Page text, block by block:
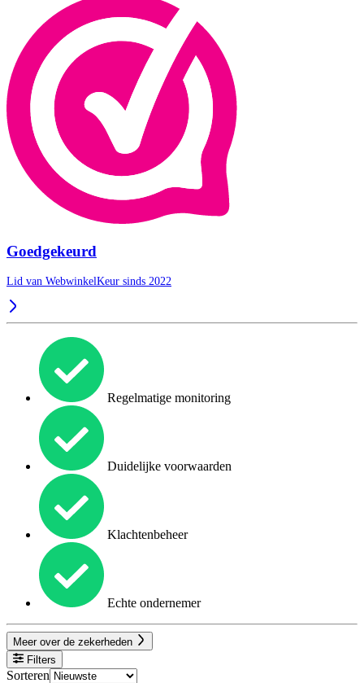
Goedgekeurd
Lid van WebwinkelKeur sinds 2022
Regelmatige monitoring
Duidelijke voorwaarden
Klachtenbeheer
Echte ondernemer
Meer over de zekerheden
Filters
Sorteren